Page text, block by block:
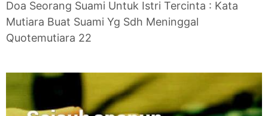
Doa Seorang Suami Untuk Istri Tercinta : Kata
Mutiara Buat Suami Yg Sdh Meninggal
Quotemutiara 22